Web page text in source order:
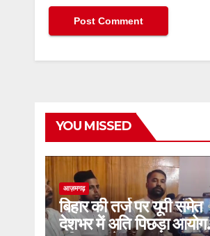
YOU MISSED
आज़मगढ़
बिहार की तर्ज पर यूपी समेत
देशभर में अति पिछड़ा आयोग